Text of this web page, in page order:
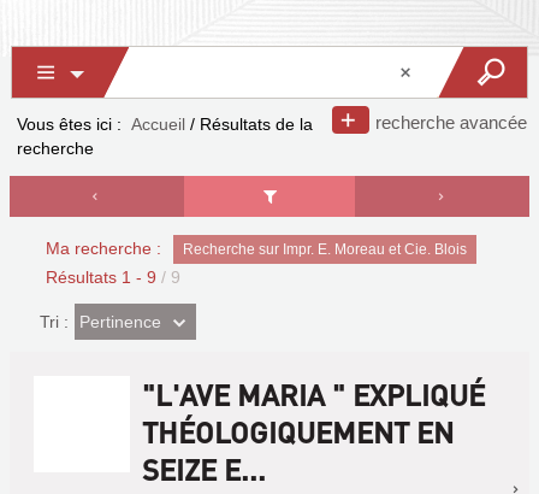
recherche avancée
Vous êtes ici : Accueil / Résultats de la
recherche
Ma recherche : Recherche sur Impr. E. Moreau et Cie. Blois
Résultats 1 - 9 / 9
Tri : (Effet
imédiat)
Pertinence
"L'AVE MARIA " EXPLIQUÉ
THÉOLOGIQUEMENT EN
SEIZE E...